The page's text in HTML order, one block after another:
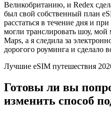
Великобританию, и Redex
был свой собственный план
расстаться в течение дня и
могли транслировать шоу,
Maps, а я следила за
дорогого роуминга и сделало
Лучшие eSIM путешествия
Готовы ли вы
изменить способ